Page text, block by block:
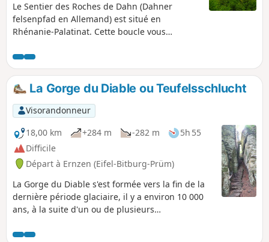
Le Sentier des Roches de Dahn (Dahner
felsenpfad en Allemand) est situé en
Rhénanie-Palatinat. Cette boucle vous
géants de grès rose ainsi que les points de
vue alentours. Une restauration est également
possible sur le circuit.
La Gorge du Diable ou Teufelsschlucht
Visorandonneur
18,00 km
+284 m -282 m
5h 55
Difficile
Départ à Ernzen (Eifel-Bitburg-Prüm)
La Gorge du Diable s'est formée vers la fin de la
dernière période glaciaire, il y a environ 10 000
ans, à la suite d'un ou de plusieurs
crevasses composent les formations rocheuses